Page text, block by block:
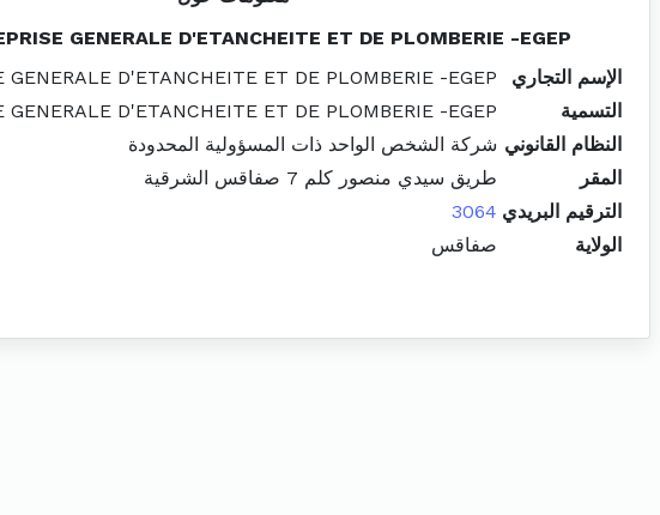
GENERALE D'ETANCHEITE ET DE PLOMBERIE -EGEP
الإسم التجاري
GENERALE D'ETANCHEITE ET DE PLOMBERIE -EGEP
التسمية
GENERALE D'ETANCHEITE ET DE PLOMBERIE -EGEP
النظام القانوني شركة الشخص الواحد ذات المسؤولية المحدودة
المقر
طريق سيدي منصور كلم 7 صفاقس الشرقية
الترقيم البريدي 3064
الولاية
صفاقس